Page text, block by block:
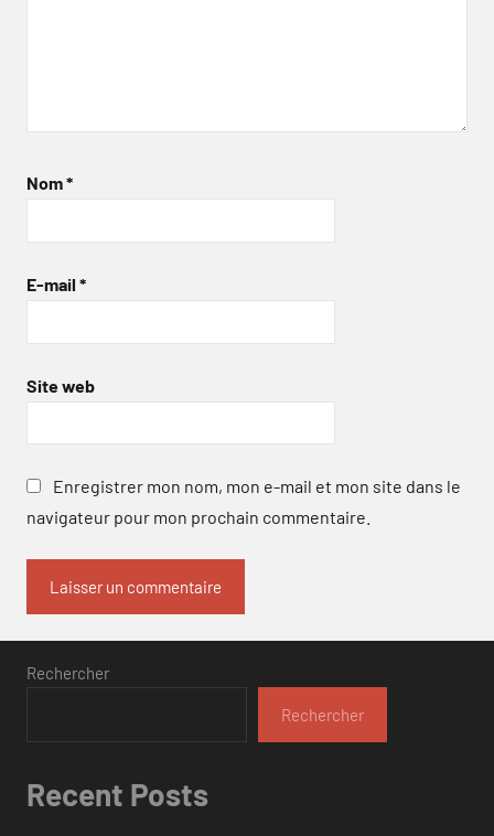
Nom*
E-mail *
Site web
Enregistrer mon nom, mon e-mail et mon site dans le
navigateur pour mon prochain commentaire.
Rechercher
Rechercher
Recent Posts